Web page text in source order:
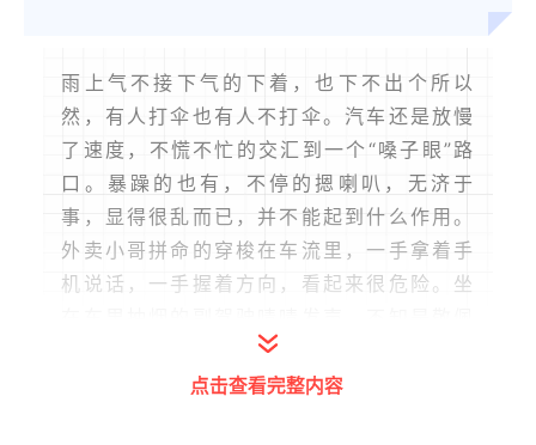
雨上气不接下气的下着，也下不出个所以
然，有人打伞也有人不打伞。汽车还是放慢
了速度，不慌不忙的交汇到一个“嗓子眼”路
口。暴躁的也有，不停的摁喇叭，无济于
事，显得很乱而已，并不能起到什么作用。
外卖小哥拼命的穿梭在车流里，一手拿着手
机说话，一手握着方向，看起来很危险。坐
他的车技，还是不齿他的不安全驾驶。
点击查看完整内容